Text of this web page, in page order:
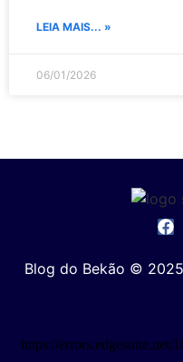
LEIA MAIS... »
06/01/2026
Blog do Bekão ©